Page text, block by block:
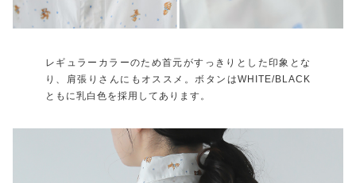
レギュラーカラーのため首元がすっきりとした印象とな
り、肩張りさんにもオススメ。ボタンはWHITE/BLACK
ともに乳白色を採用してあります。